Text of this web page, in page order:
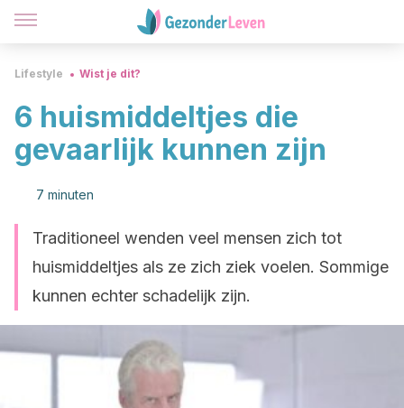
Lifestyle Wist je dit?
6 huismiddeltjes die
gevaarlijk kunnen zijn
7 minuten
Traditioneel wenden veel mensen zich tot
huismiddeltjes als ze zich ziek voelen. Sommige
kunnen echter schadelijk zijn.